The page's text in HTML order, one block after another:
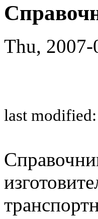
Thu,
last